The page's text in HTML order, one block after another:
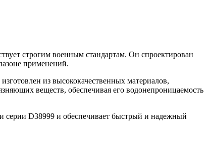
строгим военным стандартам. Он спроектирован
применений.
из высококачественных материалов,
веществ, обеспечивая его водонепроницаемость
D38999 и обеспечивает быстрый и надежный